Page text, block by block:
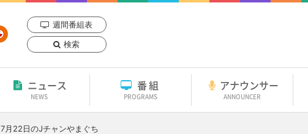
週間番組表
検索
ニュース
NEWS
番組
PROGRAMS
アナウンサー
ANNOUNCER
7月22日のJチャンやまぐち